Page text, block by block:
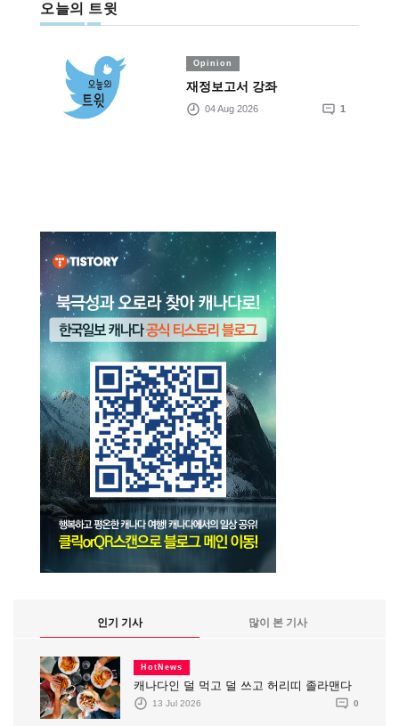
오늘의 트윗
Opinion
재정보고서 강좌
04 Aug 2026 1
인기 기사 많이 본 기사
HotNews
캐나다인 덜 먹고 덜 쓰고 허리띠 졸라맨다
13 Jul 2026 0